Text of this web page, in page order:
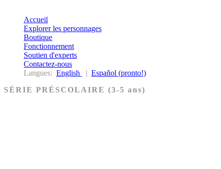
Accueil
Explorer les personnages
Boutique
Fonctionnement
Soutien d'experts
Contactez-nous
Langues: English | Español (pronto!)
SÉRIE PRÉSCOLAIRE (3-5 ans)